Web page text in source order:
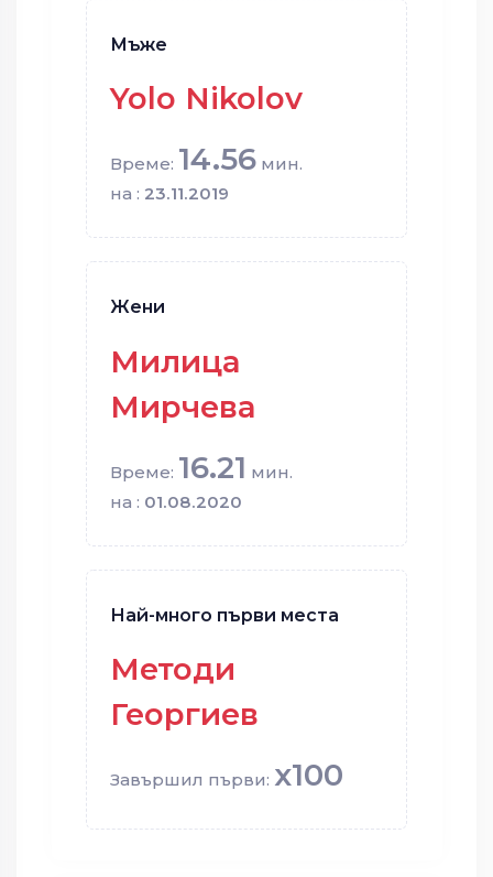
Мъже
Yolo Nikolov
Време: 14.56 мин.
на : 23.11.2019
Жени
Милица
Мирчева
Време: 16.21 мин.
на : 01.08.2020
Най-много първи места
Методи
Георгиев
Завършил първи: x100